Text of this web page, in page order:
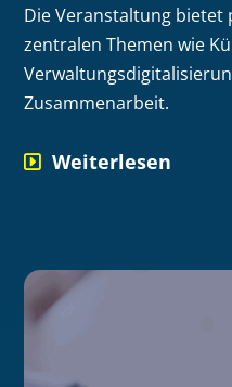
Die Veranstaltung bietet
zentralen Themen wie
Zusammenarbeit.
Weiterlesen